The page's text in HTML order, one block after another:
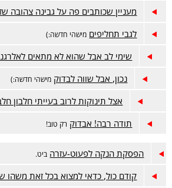
מעניין שכותבים פה על גבינה צהובה
לגבי תחליפים מישהי חדשה:)
שימי לב אבל שהוא לא מתאים
נכון, אבל שווה לבדוק מישהי חדשה:)
אצל תינוקות לרוב בעייתי חלבון
תודה רבה! אבדוק רק טוב!
הפסקת הנקה לפעוט-עזרה ביט.
קודם כול, כדאי למצוא בכל זאת משהו